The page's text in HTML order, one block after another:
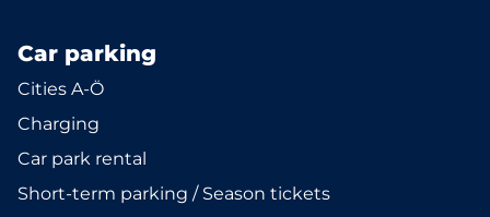
Car parking
Cities A-Ö
Charging
Car park rental
Short-term parking / Season tickets